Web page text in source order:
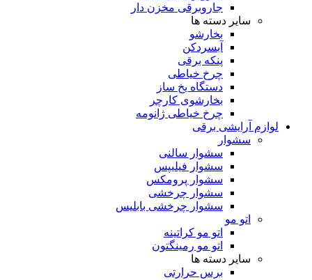
جاروبرقی مخزن دار
سایر دسته ها
بخارشو
آبسردکن
پنکه برقی
چرخ خیاطی
دستگاه یخ ساز
بخارشوی کارچر
چرخ خیاطی ژانومه
لوازم آرایشی برقی
سشوار
سشوار سالنی
سشوار فیلیپس
سشوار پرومکس
سشوار چرخشی
سشوار چرخشی بابلیس
اتو مو
اتو مو کراتینه
اتو مو رمینگتون
سایر دسته ها
برس حرارتی